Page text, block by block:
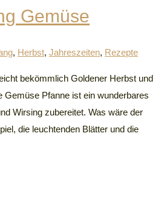
Gemüse
, Herbst, Jahreszeiten, Rezepte
bekömmlich Goldener Herbst und
Gemüse Pfanne ist ein wunderbares
Wirsing zubereitet. Was wäre der
die leuchtenden Blätter und die